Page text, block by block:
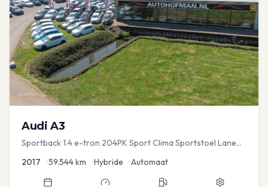
Audi A3
Sportback 1.4 e-tron 204PK Sport Clima Sportstoel Lane
2017 •59.544km •Hybride •Automaat